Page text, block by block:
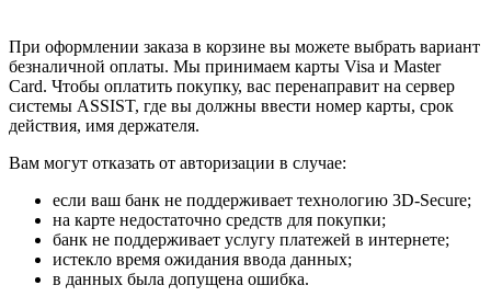
При оформлении заказа в корзине вы можете выбрать вариант
безналичной оплаты. Мы принимаем карты Visa и Master
Card. Чтобы оплатить покупку, вас перенаправит на сервер
системы ASSIST, где вы должны ввести номер карты, срок
действия, имя держателя.
Вам могут отказать от авторизации в случае:
если ваш банк не поддерживает технологию 3D-Secure;
на карте недостаточно средств для покупки;
банк не поддерживает услугу платежей в интернете;
истекло время ожидания ввода данных;
в данных была допущена ошибка.